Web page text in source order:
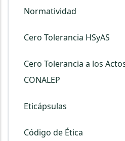
Normatividad
Cero Tolerancia HSyAS
Cero Tolerancia a los
CONALEP
Eticápsulas
Código de Ética